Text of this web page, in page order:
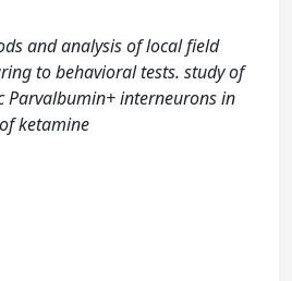
and analysis of local field
to behavioral tests. study of
Parvalbumin+ interneurons in
ketamine